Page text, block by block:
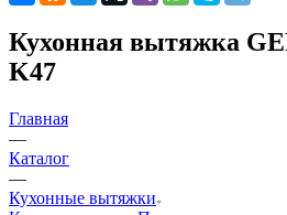
Кухонная вытяжка
K47
Главная
—
Каталог
—
Кухонные вытяжки